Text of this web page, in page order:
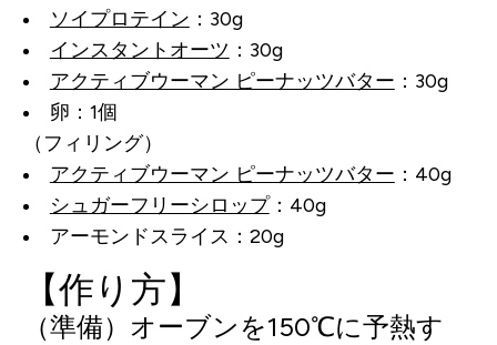
ソイプロテイン ：30g
インスタントオーツ ：30g
アクティブウーマン ピーナッツバター ：30g
卵：1個
（フィリング）
アクティブウーマン ピーナッツバター ：40g
シュガーフリーシロップ：40g
アーモンドスライス：20g
【作り方】
（準備）オーブンを150℃に予熱す